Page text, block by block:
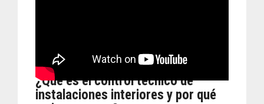
¿Qué es el control técnico de
instalaciones interiores y por qué